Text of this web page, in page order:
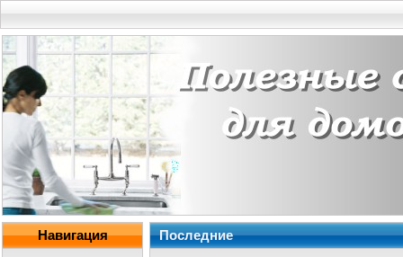
Навигация Последние